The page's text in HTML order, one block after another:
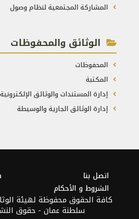
المشاركة المجتمعية لنظام وصول
الوثائق والمحفوظات
المحفوظات
المكتبة
إدارة المستندات والوثائق الإلكترونية
إدارة الوثائق الجارية والوسيطة
اتصل بنا
الشروط و الأحكام
كافة الحقوق محفوظة لهيئة
سلطنة عمان - حقوق النشر